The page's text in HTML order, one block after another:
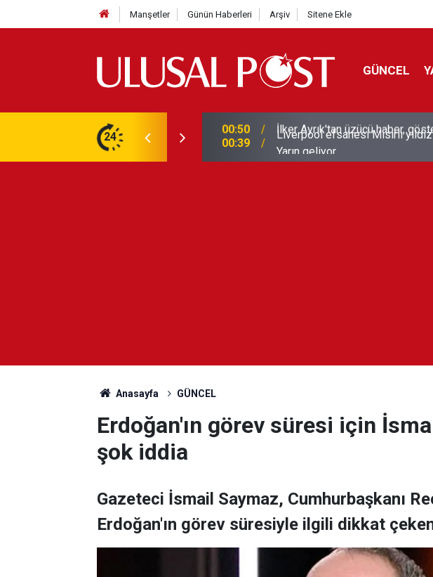
Manşetler Günün Haberleri Arşiv Sitene Ekle
GÜNCEL
24 00:39
Liverpool efsanesi Mısırlı
Yarın geliyor
Anasayfa GÜNCEL
Erdoğan'ın görev süresi için
şok iddia
Gazeteci İsmail Saymaz, Cumhurbaşkanı
Erdoğan'ın görev süresiyle ilgili dikkat